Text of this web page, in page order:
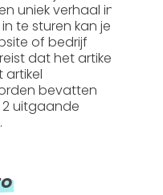
uniek verhaal in
te sturen kan je
of bedrijf
dat het artikel
artikel
bevatten
uitgaande